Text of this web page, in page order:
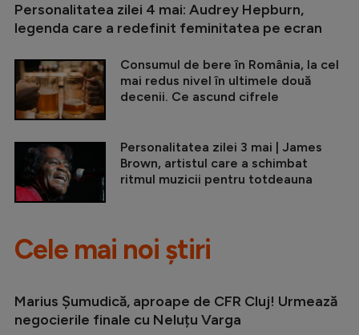
Personalitatea zilei 4 mai: Audrey Hepburn,
legenda care a redefinit feminitatea pe ecran
Consumul de bere în România, la cel
mai redus nivel în ultimele două
decenii. Ce ascund cifrele
Personalitatea zilei 3 mai | James
Brown, artistul care a schimbat
ritmul muzicii pentru totdeauna
Cele mai noi știri
Marius Șumudică, aproape de CFR Cluj! Urmează
negocierile finale cu Neluțu Varga